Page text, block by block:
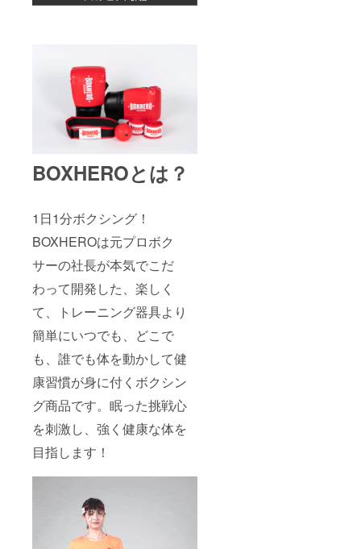
BOXHEROとは？
1日1分ボクシング！
BOXHEROは元プロボク
サーの社長が本気でこだ
わって開発した、楽しく
て、トレーニング器具より
簡単にいつでも、どこで
も、誰でも体を動かして健
康習慣が身に付くボクシン
グ商品です。眠った挑戦心
を刺激し、強く健康な体を
目指します！